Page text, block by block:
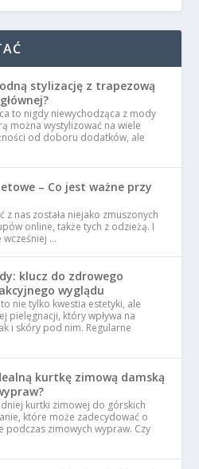
stylizację z trapezową
to nigdy niewychodząca z mody
można wystylizować na wiele
od doboru dodatków, ale
– Co jest ważne przy
z nas została niejako zmuszonych
online, także tych z odzieżą. I
wcześniej …
klucz do zdrowego
wyglądu
nie tylko kwestia estetyki, ale
pielęgnacji, który wpływa na
i skóry pod nim. Regularne
kurtkę zimową damską
kurtki zimowej do górskich
które może zadecydować o
podczas zimowych wypraw. Czy